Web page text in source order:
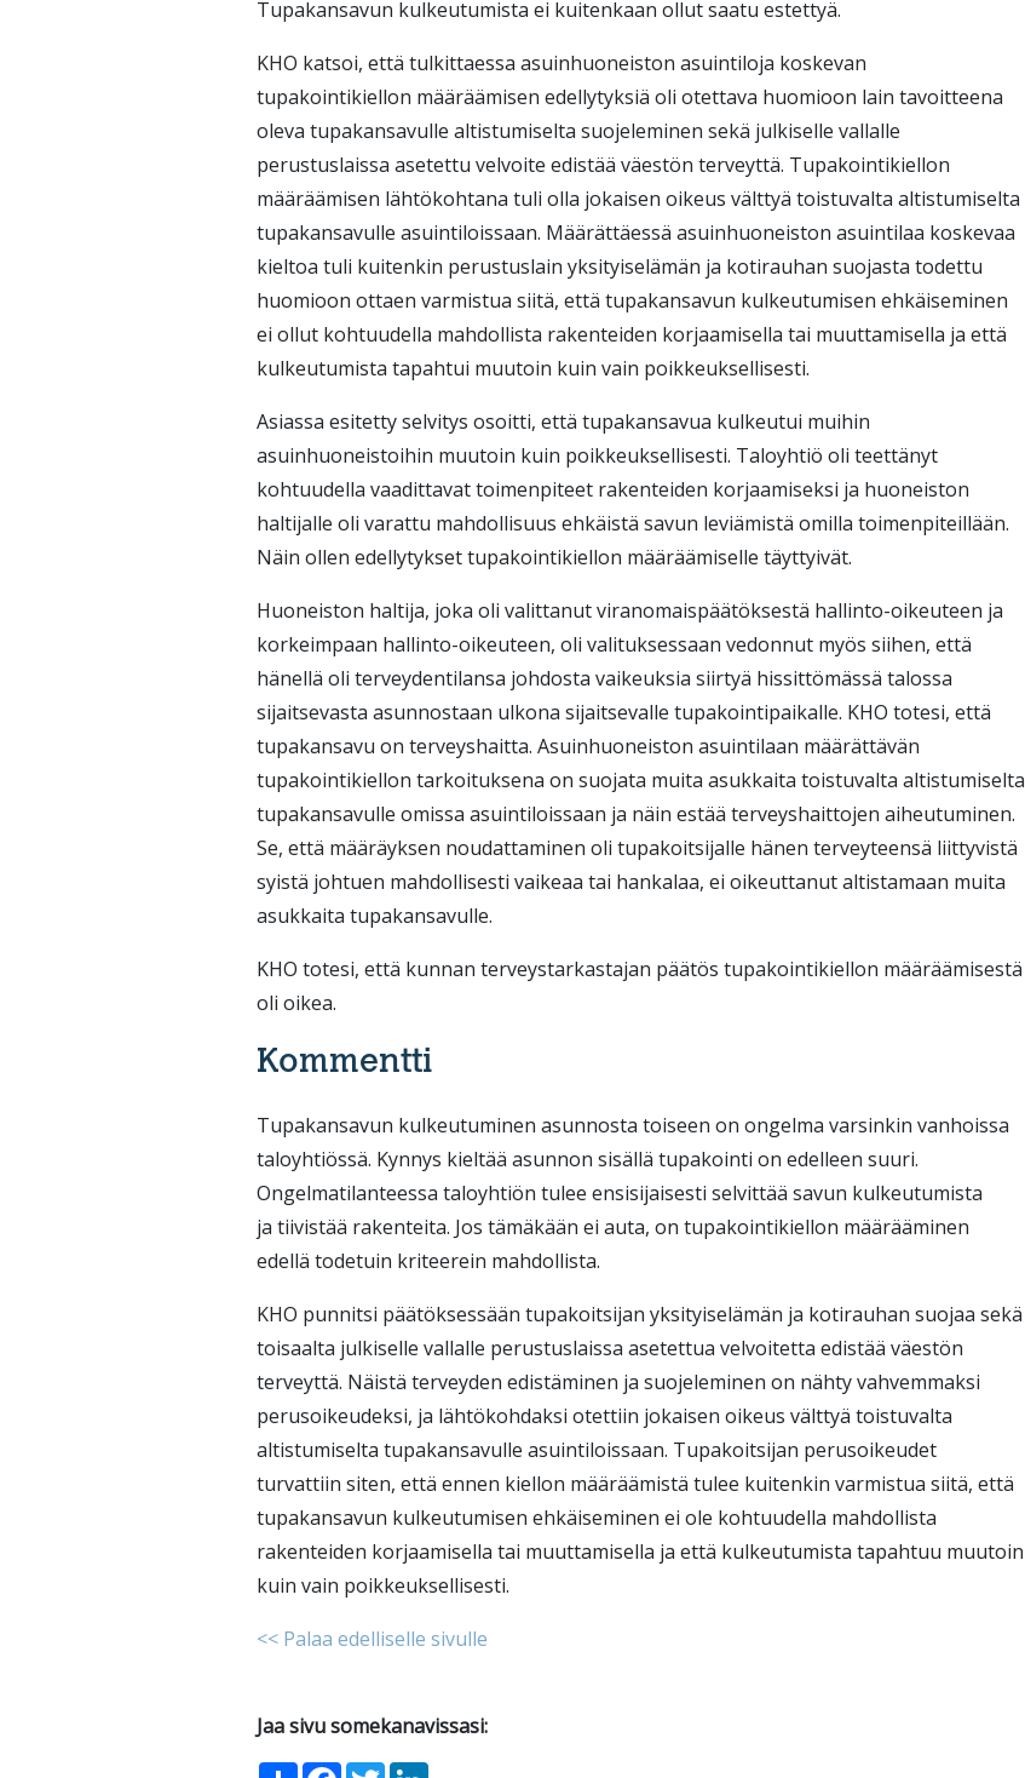
Tupakansavun kulkeutumista ei kuitenkaan ollut saatu estettyä.
KHO katsoi, että tulkittaessa asuinhuoneiston asuintiloja koskevan
tupakointikiellon määräämisen edellytyksiä oli otettava huomioon lain tavoitteena
oleva tupakansavulle altistumiselta suojeleminen sekä julkiselle vallalle
perustuslaissa asetettu velvoite edistää väestön terveyttä. Tupakointikiellon
määräämisen lähtökohtana tuli olla jokaisen oikeus välttyä toistuvalta altistumiselta
tupakansavulle asuintiloissaan. Määrättäessä asuinhuoneiston asuintilaa koskevaa
kieltoa tuli kuitenkin perustuslain yksityiselämän ja kotirauhan suojasta todettu
huomioon ottaen varmistua siitä, että tupakansavun kulkeutumisen ehkäiseminen
ei ollut kohtuudella mahdollista rakenteiden korjaamisella tai muuttamisella ja että
kulkeutumista tapahtui muutoin kuin vain poikkeuksellisesti.
Asiassa esitetty selvitys osoitti, että tupakansavua kulkeutui muihin
asuinhuoneistoihin muutoin kuin poikkeuksellisesti. Taloyhtiö oli teettänyt
kohtuudella vaadittavat toimenpiteet rakenteiden korjaamiseksi ja huoneiston
haltijalle oli varattu mahdollisuus ehkäistä savun leviämistä omilla toimenpiteillään.
Näin ollen edellytykset tupakointikiellon määräämiselle täyttyivät.
Huoneiston haltija, joka oli valittanut viranomaispäätöksestä hallinto-oikeuteen ja
korkeimpaan hallinto-oikeuteen, oli valituksessaan vedonnut myös siihen, että
hänellä oli terveydentilansa johdosta vaikeuksia siirtyä hissittömässä talossa
sijaitsevasta asunnostaan ulkona sijaitsevalle tupakointipaikalle. KHO totesi, että
tupakansavu on terveyshaitta. Asuinhuoneiston asuintilaan määrättävän
tupakointikiellon tarkoituksena on suojata muita asukkaita toistuvalta altistumiselta
tupakansavulle omissa asuintiloissaan ja näin estää terveyshaittojen aiheutuminen.
Se, että määräyksen noudattaminen oli tupakoitsijalle hänen terveyteensä liittyvistä
syistä johtuen mahdollisesti vaikeaa tai hankalaa, ei oikeuttanut altistamaan muita
asukkaita tupakansavulle.
KHO totesi, että kunnan terveystarkastajan päätös tupakointikiellon määräämisestä
oli oikea.
Kommentti
Tupakansavun kulkeutuminen asunnosta toiseen on ongelma varsinkin vanhoissa
taloyhtiössä. Kynnys kieltää asunnon sisällä tupakointi on edelleen suuri.
Ongelmatilanteessa taloyhtiön tulee ensisijaisesti selvittää savun kulkeutumista
ja tiivistää rakenteita. Jos tämäkään ei auta, on tupakointikiellon määrääminen
edellä todetuin kriteerein mahdollista.
KHO punnitsi päätöksessään tupakoitsijan yksityiselämän ja kotirauhan suojaa sekä
toisaalta julkiselle vallalle perustuslaissa asetettua velvoitetta edistää väestön
terveyttä. Näistä terveyden edistäminen ja suojeleminen on nähty vahvemmaksi
perusoikeudeksi, ja lähtökohdaksi otettiin jokaisen oikeus välttyä toistuvalta
altistumiselta tupakansavulle asuintiloissaan. Tupakoitsijan perusoikeudet
turvattiin siten, että ennen kiellon määräämistä tulee kuitenkin varmistua siitä, että
tupakansavun kulkeutumisen ehkäiseminen ei ole kohtuudella mahdollista
rakenteiden korjaamisella tai muuttamisella ja että kulkeutumista tapahtuu muutoin
kuin vain poikkeuksellisesti.
<< Palaa edelliselle sivulle
Jaa sivu somekanavissasi:
ShareFacebook
Twitter